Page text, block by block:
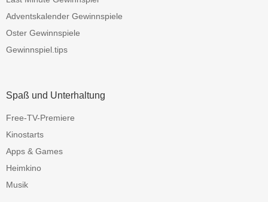
Adventskalender Gewinnspiele
Oster Gewinnspiele
Gewinnspiel.tips
Spaß und Unterhaltung
Free-TV-Premiere
Kinostarts
Apps & Games
Heimkino
Musik